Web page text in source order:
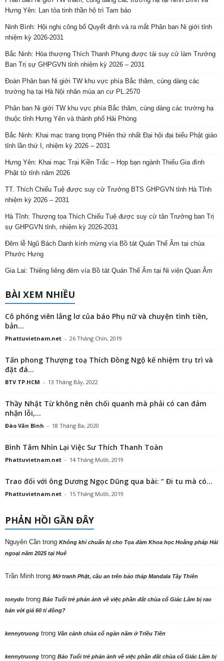
Hưng Yên: Lan tỏa tinh thần hộ trì Tam bảo
Ninh Bình: Hội nghị công bố Quyết định và ra mắt Phân ban Ni giới tỉnh
nhiệm kỳ 2026-2031
Bắc Ninh: Hòa thượng Thích Thanh Phụng được tái suy cử làm Trưởng
Ban Trị sự GHPGVN tỉnh nhiệm kỳ 2026 – 2031
Đoàn Phân ban Ni giới TW khu vực phía Bắc thăm, cúng dàng các
trường hạ tại Hà Nội nhân mùa an cư PL.2570
Phân ban Ni giới TW khu vực phía Bắc thăm, cúng dàng các trường hạ
thuộc tỉnh Hưng Yên và thành phố Hải Phòng
Bắc Ninh: Khai mạc trang trọng Phiên thứ nhất Đại hội đại biểu Phật giáo
tỉnh lần thứ I, nhiệm kỳ 2026 – 2031
Hưng Yên: Khai mạc Trại Kiền Trắc – Họp bạn ngành Thiếu Gia đình
Phật tử tỉnh năm 2026
TT. Thích Chiếu Tuệ được suy cử Trưởng BTS GHPGVN tỉnh Hà Tĩnh
nhiệm kỳ 2026 – 2031
Hà Tĩnh: Thượng tọa Thích Chiếu Tuệ được suy cử tân Trưởng ban Trị
sự GHPGVN tỉnh, nhiệm kỳ 2026-2031
Đêm lễ Ngũ Bách Danh kính mừng vía Bồ tát Quán Thế Âm tại chùa
Phước Hưng
Gia Lai: Thiêng liêng đêm vía Bồ tát Quán Thế Âm tại Ni viện Quan Âm
BÀI XEM NHIỀU
Cô phóng viên lẳng lơ của báo Phụ nữ và chuyện tình tiền,
bản...
Phattuvietnam.net - 26 Tháng Chín, 2019
Tấn phong Thượng toạ Thích Đồng Ngộ kế nhiệm trụ trì và
đặt đá...
BTV TP.HCM - 13 Tháng Bảy, 2022
Thầy Nhật Từ không nên chối quanh mà phải có can đảm
nhận lỗi,...
Đào Văn Bình - 18 Tháng Ba, 2020
Bình Tâm Nhìn Lại Việc Sư Thích Thanh Toàn
Phattuvietnam.net - 14 Tháng Mười, 2019
Trao đổi với ông Dương Ngọc Dũng qua bài: “ Đi tu mà có...
Phattuvietnam.net - 15 Tháng Mười, 2019
PHẢN HỒI GẦN ĐÂY
Nguyên Cần trong Không khí chuẩn bị cho Tọa đàm Khoa học Hoằng pháp Hải
ngoại năm 2025 tại Huế
Trần Minh trong Mở tranh Phật, cầu an trên bảo tháp Mandala Tây Thiên
tonydo trong Báo Tuổi trẻ phản ảnh về việc phần đất chùa cổ Giác Lâm bị rao
bán với giá 60 tỉ đồng?
kennytruong trong Vãn cảnh chùa cổ ngàn năm ở Triều Tiên
kennytruong trong Báo Tuổi trẻ phản ảnh về việc phần đất chùa cổ Giác Lâm bị